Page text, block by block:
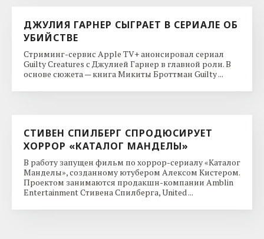
ДЖУЛИЯ ГАРНЕР СЫГРАЕТ В СЕРИАЛЕ ОБ
УБИЙСТВЕ
Стриминг-сервис Apple TV+ анонсировал сериал
Guilty Creatures с Джулией Гарнер в главной роли. В
основе сюжета — книга Микиты Броттман Guilty ...
СТИВЕН СПИЛБЕРГ СПРОДЮСИРУЕТ
ХОРРОР «КАТАЛОГ МАНДЕЛЫ»
В работу запущен фильм по хоррор-сериалу «Каталог
Манделы», созданному ютубером Алексом Кистером.
Проектом занимаются продакшн-компании Amblin
Entertainment Стивена Спилберга, United ...